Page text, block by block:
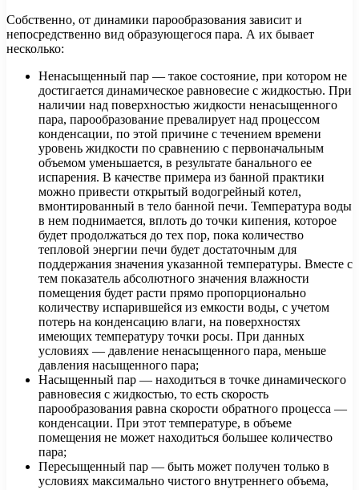
Собственно, от динамики парообразования зависит и
непосредственно вид образующегося пара. А их бывает
несколько:
Ненасыщенный пар — такое состояние, при котором не
достигается динамическое равновесие с жидкостью. При
наличии над поверхностью жидкости ненасыщенного
пара, парообразование превалирует над процессом
конденсации, по этой причине с течением времени
уровень жидкости по сравнению с первоначальным
объемом уменьшается, в результате банального ее
испарения. В качестве примера из банной практики
можно привести открытый водогрейный котел,
вмонтированный в тело банной печи. Температура воды
в нем поднимается, вплоть до точки кипения, которое
будет продолжаться до тех пор, пока количество
тепловой энергии печи будет достаточным для
поддержания значения указанной температуры. Вместе с
тем показатель абсолютного значения влажности
помещения будет расти прямо пропорционально
количеству испарившейся из емкости воды, с учетом
потерь на конденсацию влаги, на поверхностях
имеющих температуру точки росы. При данных
условиях — давление ненасыщенного пара, меньше
давления насыщенного пара;
Насыщенный пар — находиться в точке динамического
равновесия с жидкостью, то есть скорость
парообразования равна скорости обратного процесса —
конденсации. При этот температуре, в объеме
помещения не может находиться большее количество
пара;
Пересыщенный пар — быть может получен только в
условиях максимально чистого внутреннего объема,